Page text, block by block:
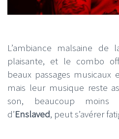
L’ambiance malsaine de
plaisante, et le combo
beaux passages
mais leur musique reste
son, beaucoup moins
d’Enslaved, peut s’avérer